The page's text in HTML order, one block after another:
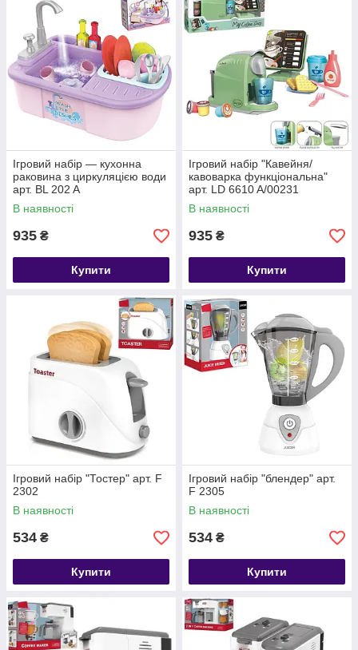
Ігровий набір — кухонна
раковина з циркуляцією води
арт. BL 202 A
В наявності
935 ₴
Купити
Ігровий набір "Кавейня/
кавоварка функціональна"
арт. LD 6610 A/00231
В наявності
935 ₴
Купити
Ігровий набір "Тостер" арт. F
2302
В наявності
534 ₴
Купити
Ігровий набір "блендер" арт.
F 2305
В наявності
534 ₴
Купити